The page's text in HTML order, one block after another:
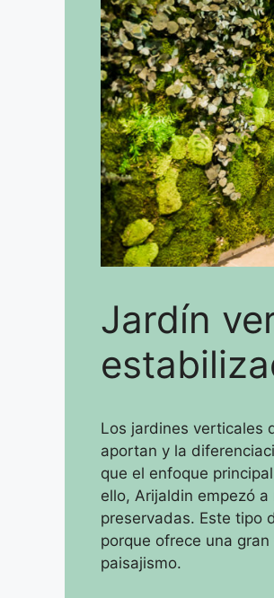
Jardín
Los jardines verticales
aportan y la
que el enfoque
ello, Arijaldin empezó
preservadas. Este tipo
porque ofrece una
paisajismo.